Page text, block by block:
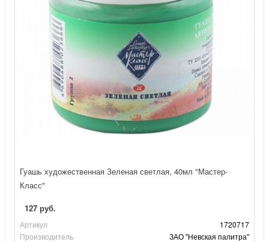
Гуашь художественная Зеленая светлая, 40мл "Мастер-
Класс"
127 руб.
Артикул
1720717
Производитель
ЗАО "Невская палитра"